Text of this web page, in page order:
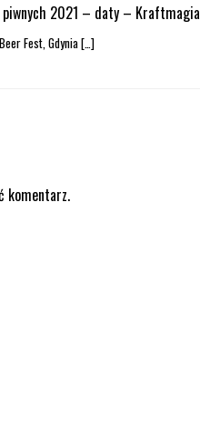
2021 – daty – Kraftmagia
Fest, Gdynia […]
komentarz.